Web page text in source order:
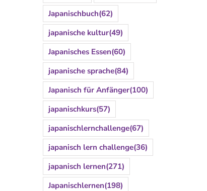
Japanischbuch(62)
japanische kultur(49)
Japanisches Essen(60)
japanische sprache(84)
Japanisch für Anfänger(100)
japanischkurs(57)
japanischlernchallenge(67)
japanisch lern challenge(36)
japanisch lernen(271)
Japanischlernen(198)